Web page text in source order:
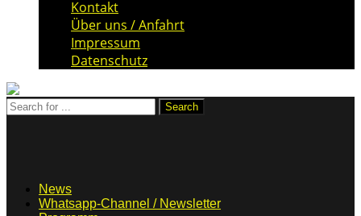
Kontakt
Über uns / Anfahrt
Impressum
Datenschutz
News
Whatsapp-Channel / Newsletter